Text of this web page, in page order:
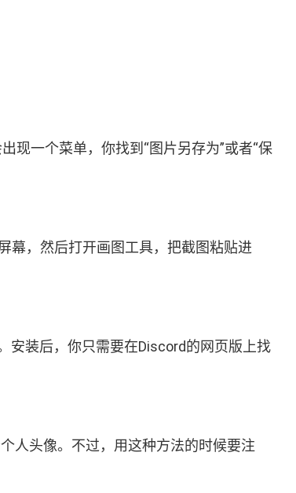
现一个菜单，你找到“图片另存为”或者“保
幕，然后打开画图工具，把截图粘贴进
安装后，你只需要在Discord的网页版上找
人头像。不过，用这种方法的时候要注